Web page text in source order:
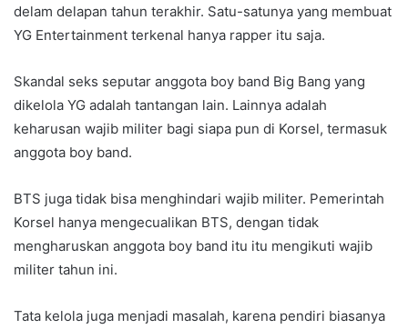
delam delapan tahun terakhir. Satu-satunya yang membuat
YG Entertainment terkenal hanya rapper itu saja.
Skandal seks seputar anggota boy band Big Bang yang
dikelola YG adalah tantangan lain. Lainnya adalah
keharusan wajib militer bagi siapa pun di Korsel, termasuk
anggota boy band.
BTS juga tidak bisa menghindari wajib militer. Pemerintah
Korsel hanya mengecualikan BTS, dengan tidak
mengharuskan anggota boy band itu itu mengikuti wajib
militer tahun ini.
Tata kelola juga menjadi masalah, karena pendiri biasanya